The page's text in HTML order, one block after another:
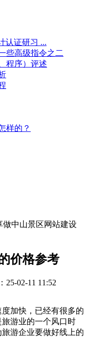
认证研习 ...
些高级指令之二
程序）评述
样的？
做中山景区网站建设
价格参考
25-02-11 11:52
加快，已经有很多的
游业的一个风口时
游企业要做好线上的